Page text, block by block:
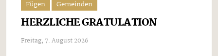
Fügen Gemeinden
HERZLICHE GRATULATION
Freitag, 7. August 2026